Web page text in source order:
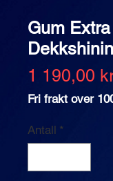
Gum
1 190,00
Fri frakt over
Antall *